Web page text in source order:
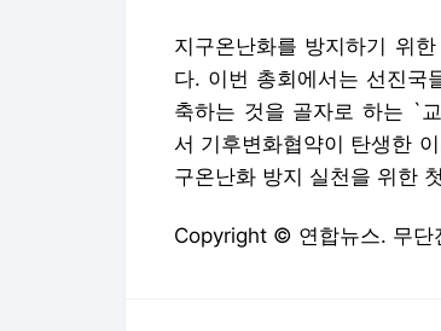
지구온난화를 방지하기 위
다. 이번 총회에서는 선진국
축하는 것을 골자로 하는 `
서 기후변화협약이 탄생한
구온난화 방지 실천을 위한
Copyright © 연합뉴스. 무단